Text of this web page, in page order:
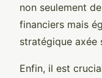
non seulement
financiers mais
stratégique axée
Enfin, il est